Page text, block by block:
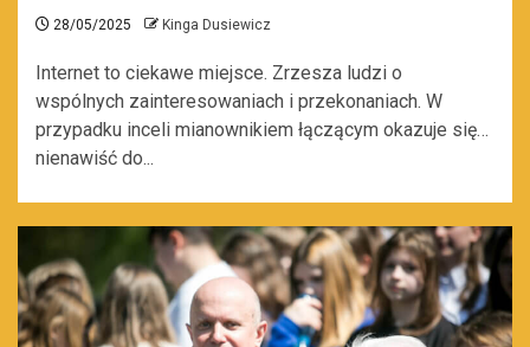
28/05/2025 Kinga Dusiewicz
Internet to ciekawe miejsce. Zrzesza ludzi o
wspólnych zainteresowaniach i przekonaniach. W
przypadku inceli mianownikiem łączącym okazuje się…
nienawiść do...